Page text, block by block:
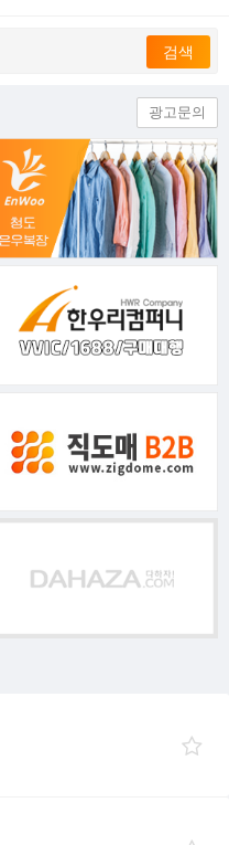
광고문의